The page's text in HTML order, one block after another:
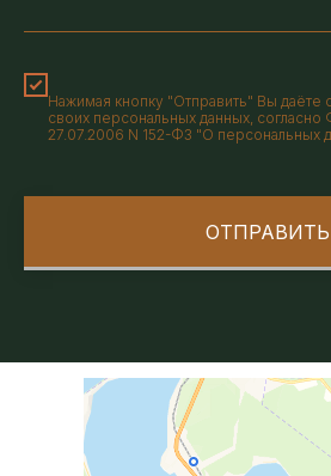
Нажимая кнопку "Отправить" Вы даёте
своих персональных данных,
27.07.2006 N 152-ФЗ "О персональных
ОТПРАВИТЬ